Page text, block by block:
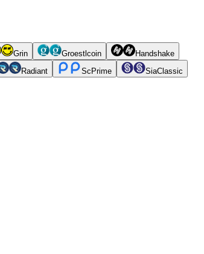
Grin Groestlcoin
Handshake
Radiant ScPrime
SiaClassic